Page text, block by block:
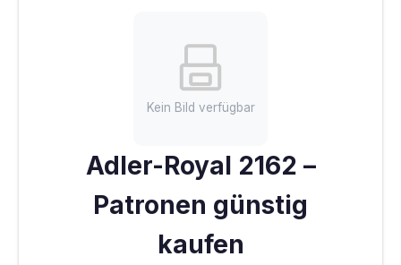
Kein Bild verfügbar
Adler-Royal 2162 –
Patronen günstig
kaufen